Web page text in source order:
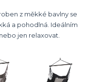
z měkké bavlny se
a pohodlná. Ideálním
jen relaxovat.